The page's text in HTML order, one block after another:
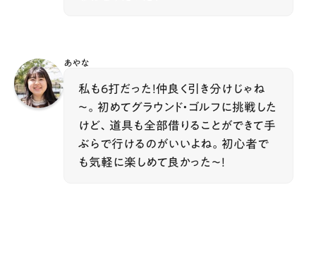
あやな
私も6打だった！仲良く引き分けじゃね
～。初めてグラウンド・ゴルフに挑戦した
けど、道具も全部借りることができて手
ぶらで行けるのがいいよね。初心者で
も気軽に楽しめて良かった～！